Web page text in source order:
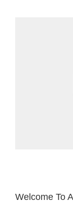
Welcome To